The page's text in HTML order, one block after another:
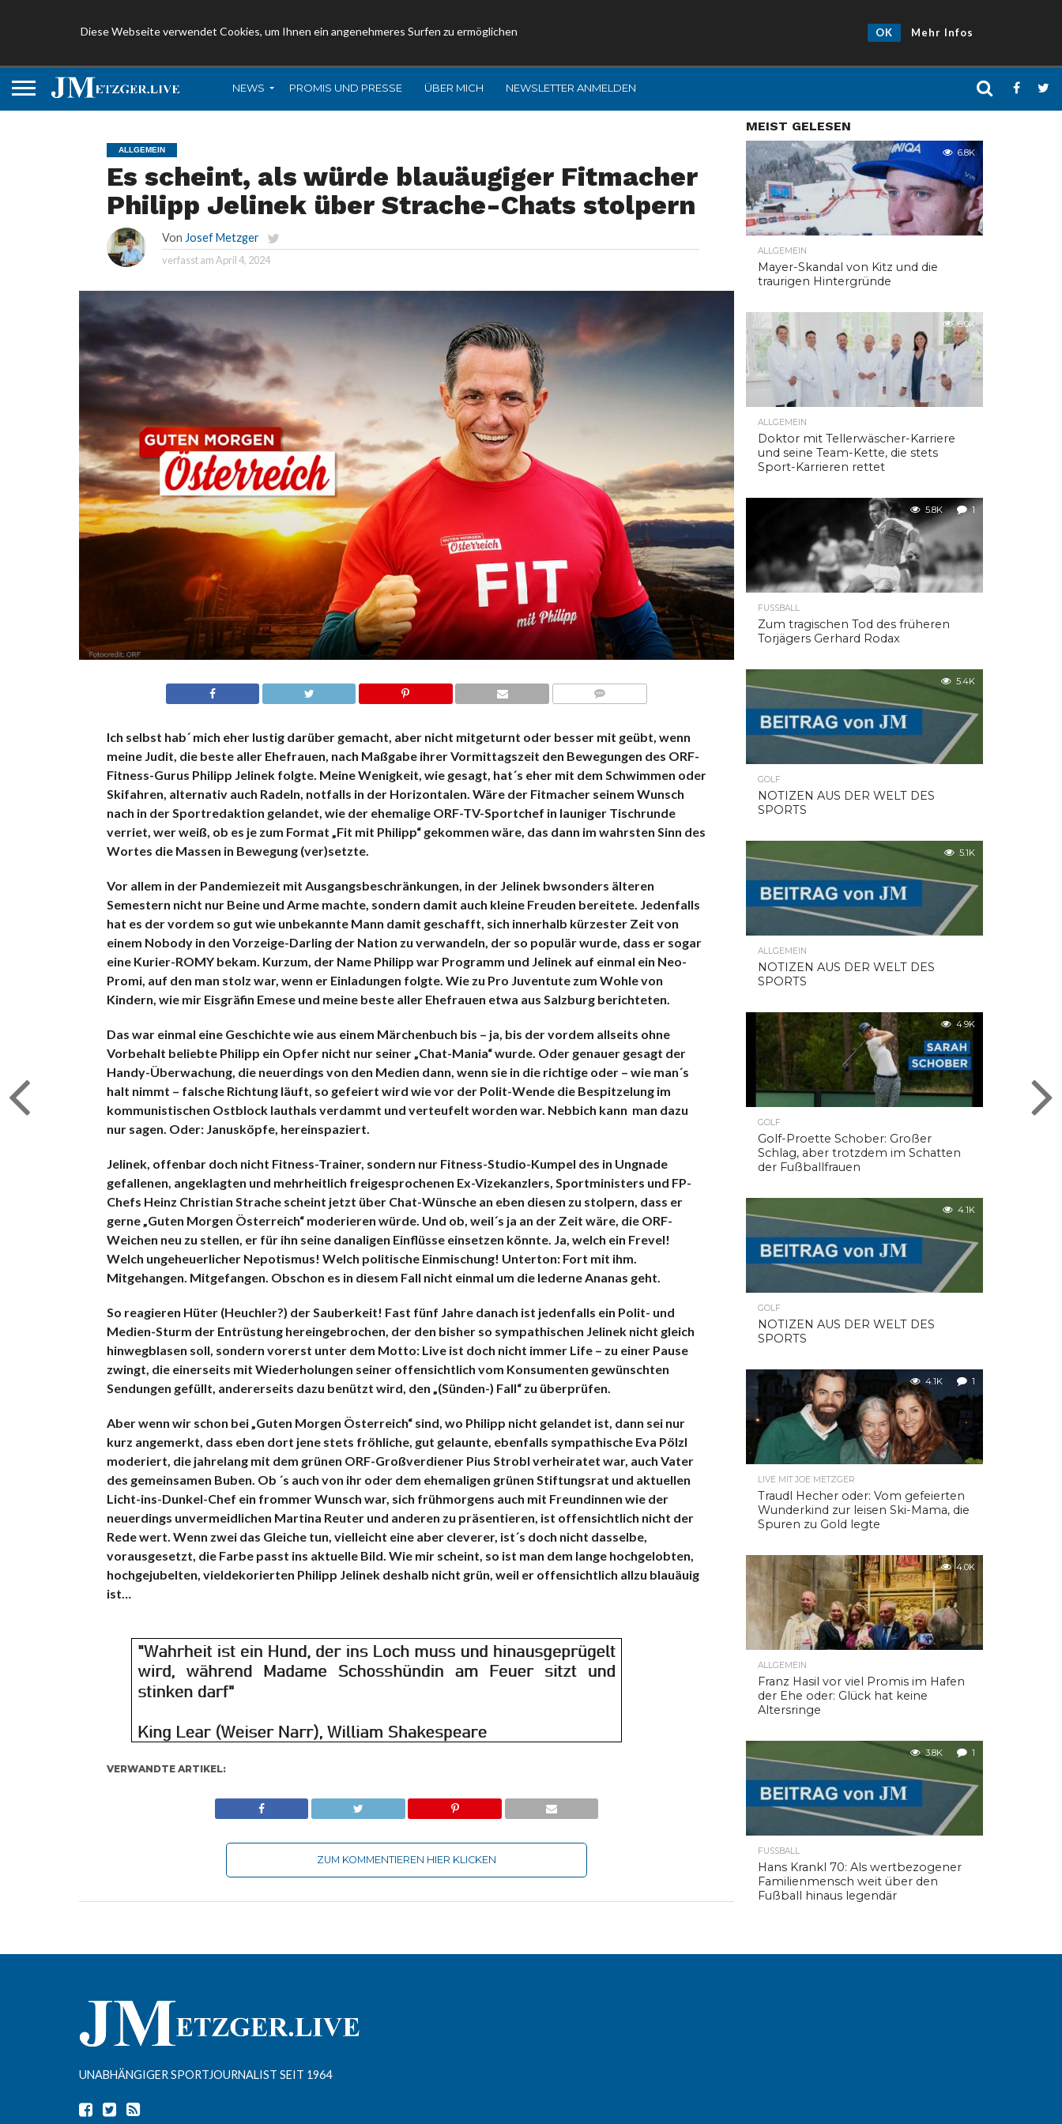
Diese Webseite verwendet Cookies, um Ihnen ein angenehmeres Surfen zu ermöglichen OK Mehr Infos
NEWS PROMIS UND PRESSE ÜBER MICH NEWSLETTER ANMELDEN
ALLGEMEIN
Es scheint, als würde blauäugiger Fitmacher
Philipp Jelinek über Strache-Chats stolpern
Von Josef Metzger
verfasst amApril 4, 2024
Ich selbst hab´ mich eher lustig darüber gemacht, aber nicht mitgeturnt oder besser mit geübt, wenn
meine Judit, die beste aller Ehefrauen, nach Maßgabe ihrer Vormittagszeit den Bewegungen des ORF-
Fitness-Gurus Philipp Jelinek folgte. Meine Wenigkeit, wie gesagt, hat´s eher mit dem Schwimmen oder
Skifahren, alternativ auch Radeln, notfalls in der Horizontalen. Wäre der Fitmacher seinem Wunsch
nach in der Sportredaktion gelandet, wie der ehemalige ORF-TV-Sportchef in launiger Tischrunde
verriet, wer weiß, ob es je zum Format „Fit mit Philipp“ gekommen wäre, das dann im wahrsten Sinn des
Wortes die Massen in Bewegung (ver)setzte.
Vor allem in der Pandemiezeit mit Ausgangsbeschränkungen, in der Jelinek bwsonders älteren
Semestern nicht nur Beine und Arme machte, sondern damit auch kleine Freuden bereitete. Jedenfalls
hat es der vordem so gut wie unbekannte Mann damit geschafft, sich innerhalb kürzester Zeit von
einem Nobody in den Vorzeige-Darling der Nation zu verwandeln, der so populär wurde, dass er sogar
eine Kurier-ROMY bekam. Kurzum, der Name Philipp war Programm und Jelinek auf einmal ein Neo-
Promi, auf den man stolz war, wenn er Einladungen folgte. Wie zu Pro Juventute zum Wohle von
Kindern, wie mir Eisgräfin Emese und meine beste aller Ehefrauen etwa aus Salzburg berichteten.
Das war einmal eine Geschichte wie aus einem Märchenbuch bis – ja, bis der vordem allseits ohne
Vorbehalt beliebte Philipp ein Opfer nicht nur seiner „Chat-Mania“ wurde. Oder genauer gesagt der
Handy-Überwachung, die neuerdings von den Medien dann, wenn sie in die richtige oder – wie man´s
halt nimmt – falsche Richtung läuft, so gefeiert wird wie vor der Polit-Wende die Bespitzelung im
kommunistischen Ostblock lauthals verdammt und verteufelt worden war. Nebbich kann man dazu
nur sagen. Oder: Janusköpfe, hereinspaziert.
Jelinek, offenbar doch nicht Fitness-Trainer, sondern nur Fitness-Studio-Kumpel des in Ungnade
gefallenen, angeklagten und mehrheitlich freigesprochenen Ex-Vizekanzlers, Sportministers und FP-
Chefs Heinz Christian Strache scheint jetzt über Chat-Wünsche an eben diesen zu stolpern, dass er
gerne „Guten Morgen Österreich“ moderieren würde. Und ob, weil´s ja an der Zeit wäre, die ORF-
Weichen neu zu stellen, er für ihn seine danaligen Einflüsse einsetzen könnte. Ja, welch ein Frevel!
Welch ungeheuerlicher Nepotismus! Welch politische Einmischung! Unterton: Fort mit ihm.
Mitgehangen. Mitgefangen. Obschon es in diesem Fall nicht einmal um die lederne Ananas geht.
So reagieren Hüter (Heuchler?) der Sauberkeit! Fast fünf Jahre danach ist jedenfalls ein Polit- und
Medien-Sturm der Entrüstung hereingebrochen, der den bisher so sympathischen Jelinek nicht gleich
hinwegblasen soll, sondern vorerst unter dem Motto: Live ist doch nicht immer Life – zu einer Pause
zwingt, die einerseits mit Wiederholungen seiner offensichtlich vom Konsumenten gewünschten
Sendungen gefüllt, andererseits dazu benützt wird, den „(Sünden-) Fall“ zu überprüfen.
Aber wenn wir schon bei „Guten Morgen Österreich“ sind, wo Philipp nicht gelandet ist, dann sei nur
kurz angemerkt, dass eben dort jene stets fröhliche, gut gelaunte, ebenfalls sympathische Eva Pölzl
moderiert, die jahrelang mit dem grünen ORF-Großverdiener Pius Strobl verheiratet war, auch Vater
des gemeinsamen Buben. Ob ´s auch von ihr oder dem ehemaligen grünen Stiftungsrat und aktuellen
Licht-ins-Dunkel-Chef ein frommer Wunsch war, sich frühmorgens auch mit Freundinnen wie der
neuerdings unvermeidlichen Martina Reuter und anderen zu präsentieren, ist offensichtlich nicht der
Rede wert. Wenn zwei das Gleiche tun, vielleicht eine aber cleverer, ist´s doch nicht dasselbe,
vorausgesetzt, die Farbe passt ins aktuelle Bild. Wie mir scheint, so ist man dem lange hochgelobten,
hochgejubelten, vieldekorierten Philipp Jelinek deshalb nicht grün, weil er offensichtlich allzu blauäuig
ist…
VERWANDTE ARTIKEL:
ZUM KOMMENTIEREN HIER KLICKEN
MEIST GELESEN
6.8K
ALLGEMEIN
Mayer-Skandal von Kitz und die
traurigen Hintergründe
6.0K
ALLGEMEIN
Doktor mit Tellerwäscher-Karriere
und seine Team-Kette, die stets
Sport-Karrieren rettet
5.8K 1
FUSSBALL
Zum tragischen Tod des früheren
Torjägers Gerhard Rodax
5.4K
GOLF
NOTIZEN AUS DER WELT DES
SPORTS
5.1K
ALLGEMEIN
NOTIZEN AUS DER WELT DES
SPORTS
4.9K
GOLF
Golf-Proette Schober: Großer
Schlag, aber trotzdem im Schatten
der Fußballfrauen
4.1K
GOLF
NOTIZEN AUS DER WELT DES
SPORTS
4.1K 1
LIVE MIT JOE METZGER
Traudl Hecher oder: Vom gefeierten
Wunderkind zur leisen Ski-Mama, die
Spuren zu Gold legte
4.0K
ALLGEMEIN
Franz Hasil vor viel Promis im Hafen
der Ehe oder: Glück hat keine
Altersringe
3.8K 1
FUSSBALL
Hans Krankl 70: Als wertbezogener
Familienmensch weit über den
Fußball hinaus legendär
UNABHÄNGIGER SPORTJOURNALIST SEIT 1964